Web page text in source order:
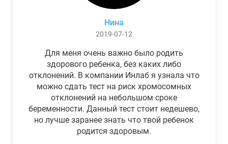
Нина
2019-07-12
Для меня очень важно было родить
здорового ребенка, без каких либо
отклонений. В компании Инлаб я узнала что
можно сдать тест на риск хромосомных
отклонений на небольшом сроке
беременности. Данный тест стоит недешево,
но лучше заранее знать что твой ребенок
родится здоровым.